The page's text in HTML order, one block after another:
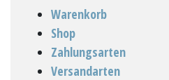
Warenkorb
Shop
Zahlungsarten
Versandarten